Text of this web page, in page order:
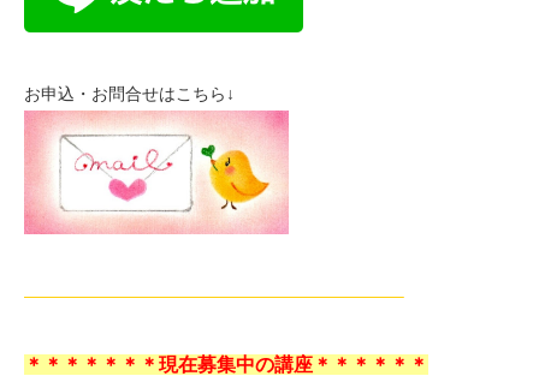
お申込・お問合せはこちら↓
——————————————————————–
＊＊＊＊＊＊＊現在募集中の講座＊＊＊＊＊＊